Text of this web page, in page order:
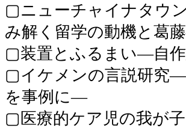
▢ニューチャイナタウ
み解く留学の動機と葛
▢装置とふるまい―自
▢イケメンの言説研究―
を事例に―
▢医療的ケア児の我が